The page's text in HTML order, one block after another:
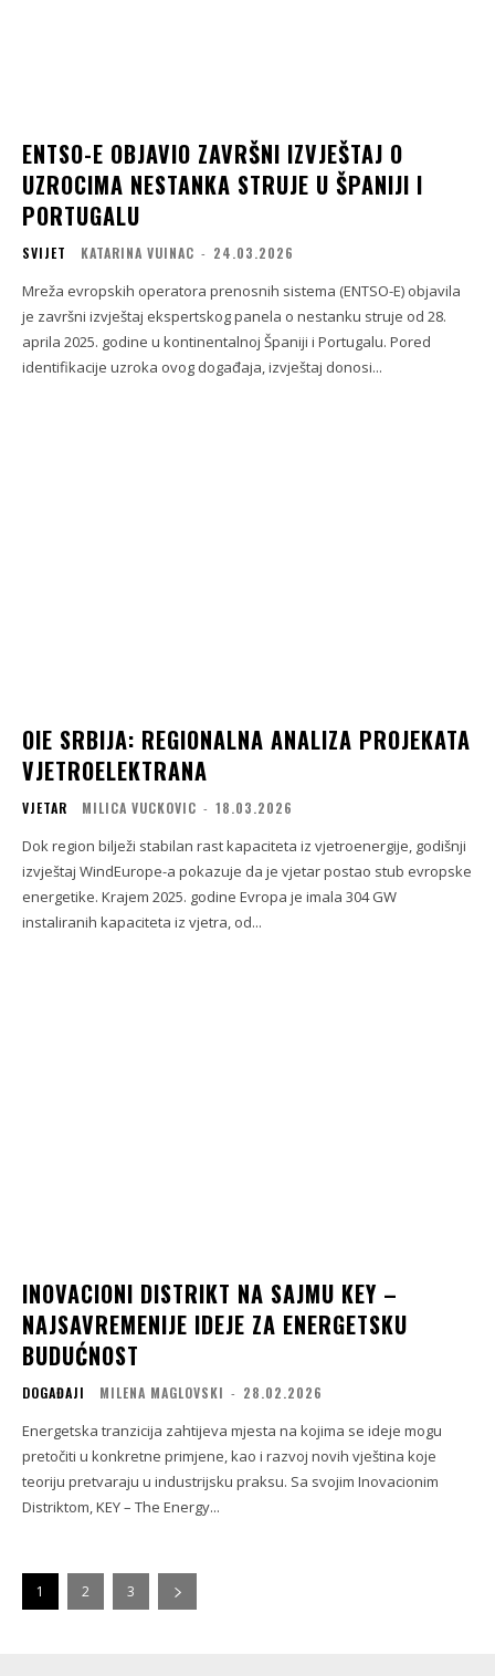
ENTSO-E OBJAVIO ZAVRŠNI IZVJEŠTAJ O
UZROCIMA NESTANKA STRUJE U ŠPANIJI I
PORTUGALU
SVIJET KATARINA VUINAC - 24.03.2026
Mreža evropskih operatora prenosnih sistema (ENTSO-E) objavila
je završni izvještaj ekspertskog panela o nestanku struje od 28.
aprila 2025. godine u kontinentalnoj Španiji i Portugalu. Pored
identifikacije uzroka ovog događaja, izvještaj donosi...
OIE SRBIJA: REGIONALNA ANALIZA PROJEKATA
VJETROELEKTRANA
VJETAR MILICA VUCKOVIC - 18.03.2026
Dok region bilježi stabilan rast kapaciteta iz vjetroenergije, godišnji
izvještaj WindEurope-a pokazuje da je vjetar postao stub evropske
energetike. Krajem 2025. godine Evropa je imala 304 GW
instaliranih kapaciteta iz vjetra, od...
INOVACIONI DISTRIKT NA SAJMU KEY –
NAJSAVREMENIJE IDEJE ZA ENERGETSKU
BUDUĆNOST
DOGAĐAJI MILENA MAGLOVSKI - 28.02.2026
Energetska tranzicija zahtijeva mjesta na kojima se ideje mogu
pretočiti u konkretne primjene, kao i razvoj novih vještina koje
teoriju pretvaraju u industrijsku praksu. Sa svojim Inovacionim
Distriktom, KEY – The Energy...
1 2 3